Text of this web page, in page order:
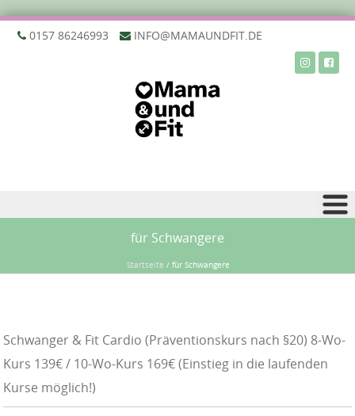
‭0157 86246993‬ INFO@MAMAUNDFIT.DE
für Schwangere
Startseite / für Schwangere
Schwanger & Fit Cardio (Präventionskurs nach §20) 8-Wo-
Kurs 139€ / 10-Wo-Kurs 169€ (Einstieg in die laufenden
Kurse möglich!)